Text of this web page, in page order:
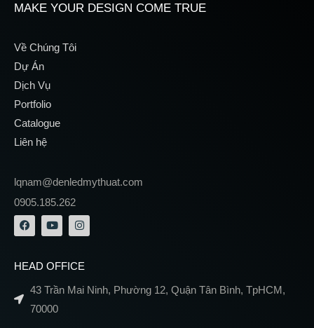
MAKE YOUR DESIGN COME TRUE
Về Chúng Tôi
Dự Án
Dịch Vụ
Portfolio
Catalogue
Liên hệ
lqnam@denledmythuat.com
0905.185.262
HEAD OFFICE
43 Trần Mai Ninh, Phường 12, Quận Tân Bình, TpHCM,
70000